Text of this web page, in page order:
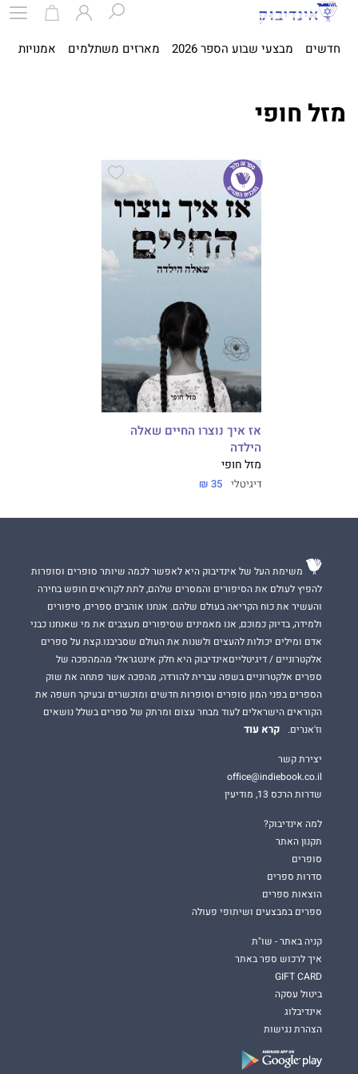
חדשים מבצעי שבוע הספר 2026 מארזים משתלמים אמנויות
מזל חופי
אז איך נוצרו החיים שאלה
הילדה
מזל חופי
דיגיטלי 35 ₪
משימת העל של אינדיבוק היא לאפשר לכמה שיותר סופרים וסופרות
להפיץ לעולם את הסיפורים והמסרים שלהם, לתת לקוראים חופש בחירה
והעשיר את כוח הקריאה בעולם שלהם. אנחנו אוהבים ספרים, סיפורים
ולמידה, בדיוק כמוכם, אנו מאמינים שסיפורים מעצבים את מי שאנחנו כבני
אדם ומילים יכולות להעצים ולשנות את העולם שסביבנו.קצת על ספרים
אלקטרוניים / דיגיטלייםאינדיבוק היא חלק אינטגראלי מהמהפכה של
ספרים אלקטרוניים בשפה עברית להורדה, מהפכה אשר פתחה את שוק
הספרים בפני המון סופרים וסופרות חדשים ומוכשרים ובעיקר חשפה את
הקוראים הישראלים לעוד מבחר עצום ומרתק של ספרים בשלל נושאים
וז'אנרים.
קרא עוד
יצירת קשר
office@indiebook.co.il
שדרות הרכס 13, מודיעין
למה אינדיבוק?
תקנון האתר
סופרים
סדרות ספרים
הוצאות ספרים
ספרים במבצעים ושיתופי פעולה
קניה באתר - שו"ת
איך לרכוש ספר באתר
GIFT CARD
ביטול עסקה
אינדיבלוג
הצהרת נגישות